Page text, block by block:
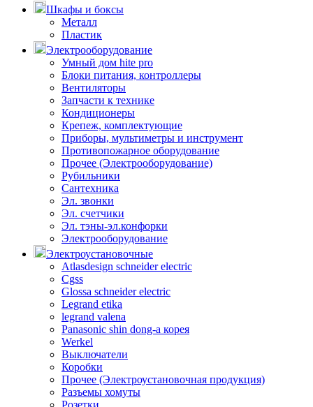
Шкафы и боксы
Металл
Пластик
Электрооборудование
Умный дом hite pro
Блоки питания, контроллеры
Вентиляторы
Запчасти к технике
Кондиционеры
Крепеж, комплектующие
Приборы, мультиметры и инструмент
Противопожарное оборудование
Прочее (Электрооборудование)
Рубильники
Сантехника
Эл. звонки
Эл. счетчики
Эл. тэны-эл.конфорки
Электрооборудование
Электроустановочные
Atlasdesign schneider electric
Cgss
Glossa schneider electric
Legrand etika
legrand valena
Panasonic shin dong-a корея
Werkel
Выключатели
Коробки
Прочее (Электроустановочная продукция)
Разъемы хомуты